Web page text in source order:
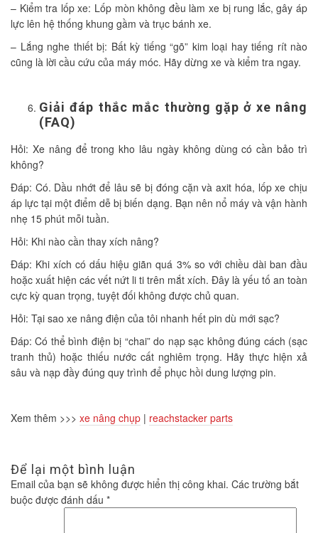
– Kiểm tra lốp xe: Lốp mòn không đều làm xe bị rung lắc, gây áp
lực lên hệ thống khung gầm và trục bánh xe.
– Lắng nghe thiết bị: Bất kỳ tiếng “gõ” kim loại hay tiếng rít nào
cũng là lời cầu cứu của máy móc. Hãy dừng xe và kiểm tra ngay.
Giải đáp thắc mắc thường gặp ở xe nâng
(FAQ)
Hỏi: Xe nâng để trong kho lâu ngày không dùng có cần bảo trì
không?
Đáp: Có. Dầu nhớt để lâu sẽ bị đóng cặn và axit hóa, lốp xe chịu
áp lực tại một điểm dễ bị biến dạng. Bạn nên nổ máy và vận hành
nhẹ 15 phút mỗi tuần.
Hỏi: Khi nào cần thay xích nâng?
Đáp: Khi xích có dấu hiệu giãn quá 3% so với chiều dài ban đầu
hoặc xuất hiện các vết nứt li ti trên mắt xích. Đây là yếu tố an toàn
cực kỳ quan trọng, tuyệt đối không được chủ quan.
Hỏi: Tại sao xe nâng điện của tôi nhanh hết pin dù mới sạc?
Đáp: Có thể bình điện bị “chai” do nạp sạc không đúng cách (sạc
tranh thủ) hoặc thiếu nước cất nghiêm trọng. Hãy thực hiện xả
sâu và nạp đầy đúng quy trình để phục hồi dung lượng pin.
Xem thêm >>> xe nâng chụp | reachstacker parts
Để lại một bình luận
Email của bạn sẽ không được hiển thị công khai. Các trường bắt
buộc được đánh dấu *